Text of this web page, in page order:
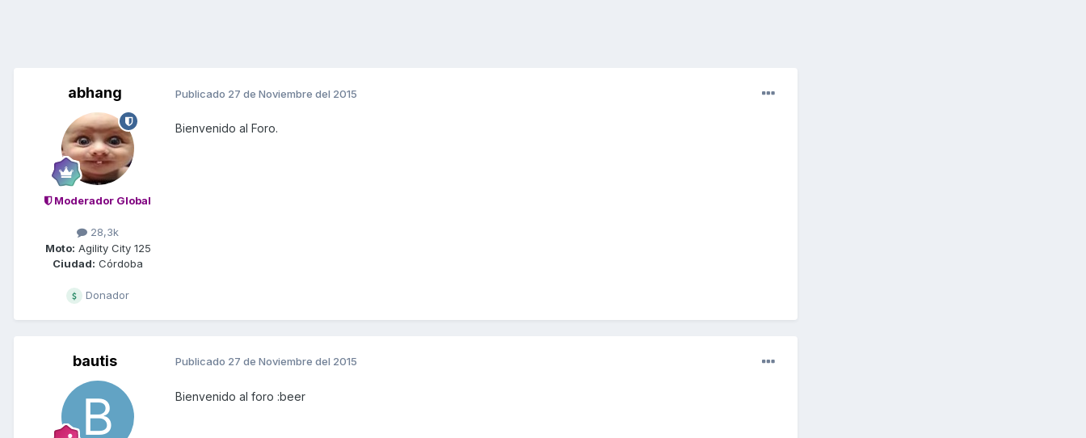
abhang
Moderador Global
28,3k
Moto: Agility City 125
Ciudad: Córdoba
Donador
Publicado 27 de Noviembre del 2015
Bienvenido al Foro.
bautis Publicado 27 de Noviembre del 2015
Bienvenido al foro :beer